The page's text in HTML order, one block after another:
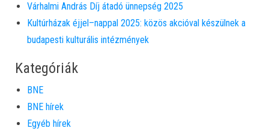
Várhalmi András Díj átadó ünnepség 2025
Kultúrházak éjjel–nappal 2025: közös akcióval készülnek a
budapesti kulturális intézmények
Kategóriák
BNE
BNE hírek
Egyéb hírek